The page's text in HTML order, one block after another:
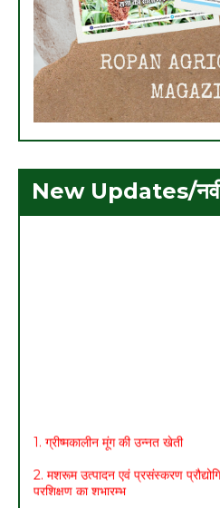
New Updates/
2. मशरूम उत्पादन एवं प्रसंस्करण
3. ग्रीष्मकालीन धान का विकल्प बन रही